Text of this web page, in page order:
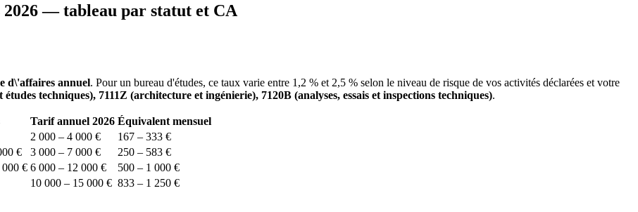
2026 — tableau par statut et CA
d\'affaires annuel. Pour un bureau d'études, ce taux varie entre 1,2 % et 2,5 % selon le niveau de risque de vos activités déclarées et votre
études techniques), 7111Z (architecture et ingénierie), 7120B (analyses, essais et inspections techniques).
Tarif annuel 2026 Équivalent mensuel
2 000 – 4 000 €
167 – 333 €
€ 3 000 – 7 000 €
250 – 583 €
€ 6 000 – 12 000 €
500 – 1 000 €
10 000 – 15 000 € 833 – 1 250 €